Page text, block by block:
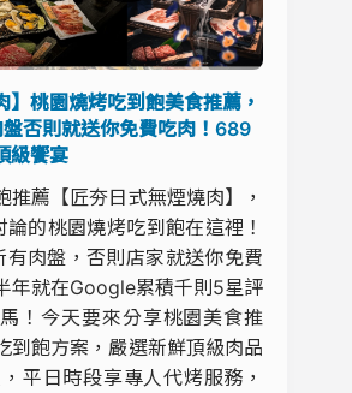
】桃園燒烤吃到飽美食推薦，
否則就送你免費吃肉！689
級饗宴
推薦【匠夯日式無煙燒肉】，
的桃園燒烤吃到飽在這裡！
肉盤，否則店家就送你免費
年就在Google累積千則5星評
！今天要來分享桃園美食推
到飽方案，嚴選新鮮頂級肉品
平日時段享專人代烤服務，